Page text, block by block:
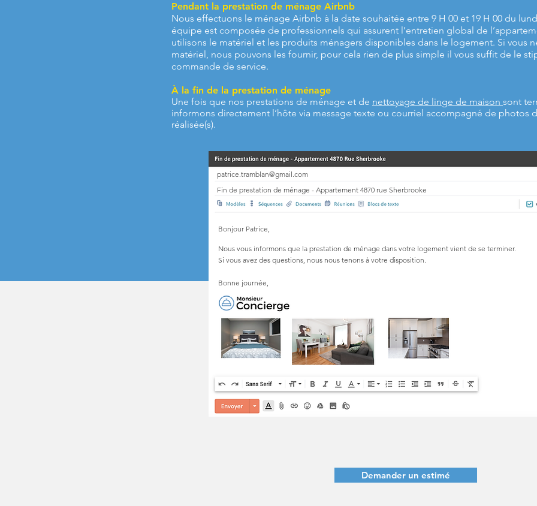
Pendant la prestation de ménage Airbnb
Nous effectuons le ménage Airbnb à la date souhaitée entre 9 H 00 et 19 H 00 du
équipe est composée de professionnels qui assurent l’entretien global de
utilisons le matériel et les produits ménagers disponibles dans le logement. Si vous
matériel, nous pouvons les fournir, pour cela rien de plus simple il vous suffit de le
commande de service.
À la fin de la prestation de ménage
Une fois que nos prestations de ménage et de nettoyage de linge de maison ​sont
informons directement l’hôte via message texte ou courriel accompagné de photos
réalisée(s).
patrice.tramblan@gmail.com
Fin de prestation de ménage - Appartement 4870 rue Sherbrooke
Bonjour Patrice,
Nous vous informons que la prestation de ménage dans votre logement vient de se terminer.
Si vous avez des questions, nous nous tenons à votre disposition.
Bonne journée,
Demander un estimé